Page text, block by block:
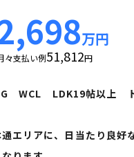
万円
々支払い例51,812円
WCL LDK19帖以上
エリアに、日当たり良好